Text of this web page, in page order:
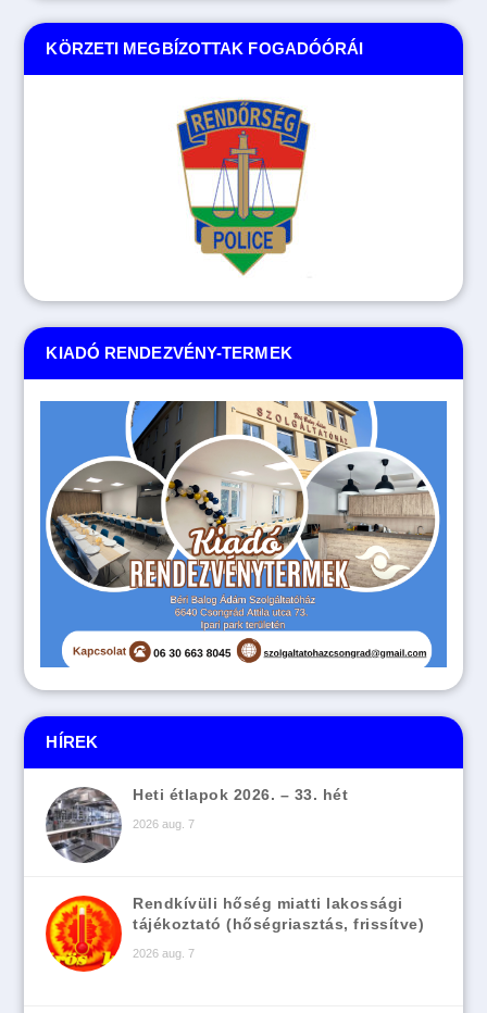
HÍREK
Heti étlapok 2026. – 33. hét
2026 aug. 7
Rendkívüli hőség miatti lakossági
tájékoztató (hőségriasztás, frissítve)
2026 aug. 7
KIADÓ RENDEZVÉNY-TERMEK
KÖRZETI MEGBÍZOTTAK FOGADÓÓRÁI